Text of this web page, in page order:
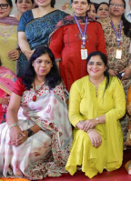
PROFESSOR
شدید ردعمل